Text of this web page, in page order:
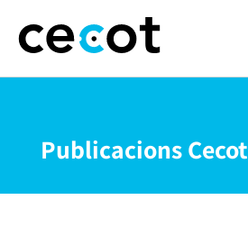
Publicacions Cecot